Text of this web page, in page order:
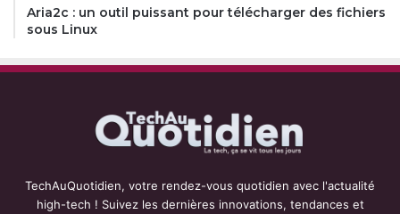
Aria2c : un outil puissant pour télécharger des fichiers
sous Linux
TechAuQuotidien, votre rendez-vous quotidien avec l'actualité
high-tech ! Suivez les dernières innovations, tendances et